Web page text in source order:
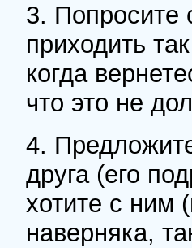
3. Попросите
приходить
когда
что это не
4.
друга (его
хотите с ним
наверняка,